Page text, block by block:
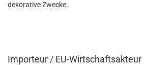
dekorative Zwecke.
Importeur / EU-Wirtschaftsakteur